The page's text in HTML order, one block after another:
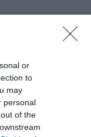
or
to
may
personal
of the